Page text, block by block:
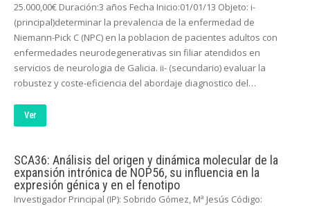
25.000,00€ Duración:3 años Fecha Inicio:01/01/13 Objeto: i-
(principal)determinar la prevalencia de la enfermedad de
Niemann-Pick C (NPC) en la poblacion de pacientes adultos con
enfermedades neurodegenerativas sin filiar atendidos en
servicios de neurologia de Galicia. ii- (secundario) evaluar la
robustez y coste-eficiencia del abordaje diagnostico del…
Ver
SCA36: Análisis del origen y dinámica molecular de la
expansión intrónica de NOP56, su influencia en la
expresión génica y en el fenotipo
Investigador Principal (IP): Sobrido Gómez, Mª Jesús Código: